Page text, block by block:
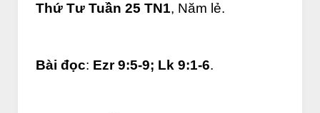
GIÃN THƯ GIÃN
Thứ Tư Tuần 25 TN1, Năm lẻ.
Bài đọc: Ezr 9:5-9; Lk 9:1-6.